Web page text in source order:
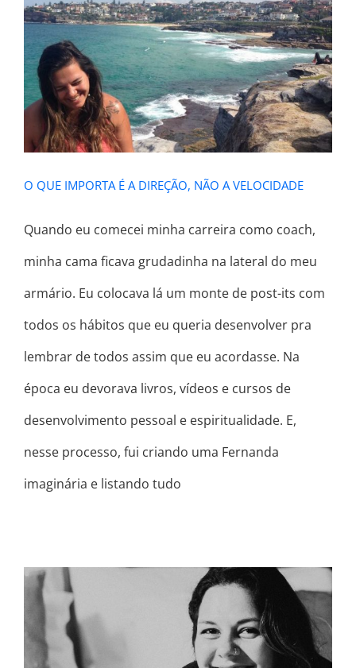
O QUE IMPORTA É A DIREÇÃO, NÃO
A VELOCIDADE
O QUE IMPORTA É A DIREÇÃO, NÃO A VELOCIDADE
Quando eu comecei minha carreira como coach,
minha cama ficava grudadinha na lateral do meu
armário. Eu colocava lá um monte de post-its com
todos os hábitos que eu queria desenvolver pra
lembrar de todos assim que eu acordasse. Na
época eu devorava livros, vídeos e cursos de
desenvolvimento pessoal e espiritualidade. E,
nesse processo, fui criando uma Fernanda
imaginária e listando tudo
CONFIA EM VOCÊ